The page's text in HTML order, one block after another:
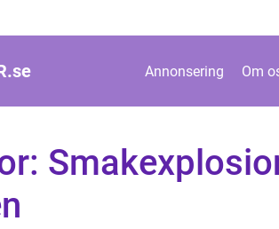
se Annonsering Om